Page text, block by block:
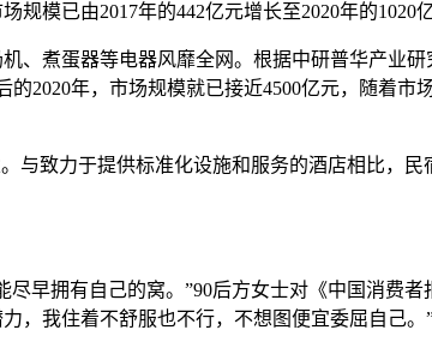
模已由2017年的442亿元增长至2020年的1020
煮蛋器等电器风靡全网。根据中研普华产业研
2020年，市场规模就已接近4500亿元，随着市
与致力于提供标准化设施和服务的酒店相比，
早拥有自己的窝。”90后方女士对《中国消费
，我住着不舒服也不行，不想图便宜委屈自己。